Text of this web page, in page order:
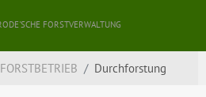
FORSTVERWALTUNG
FORSTBETRIEB Durchforstung